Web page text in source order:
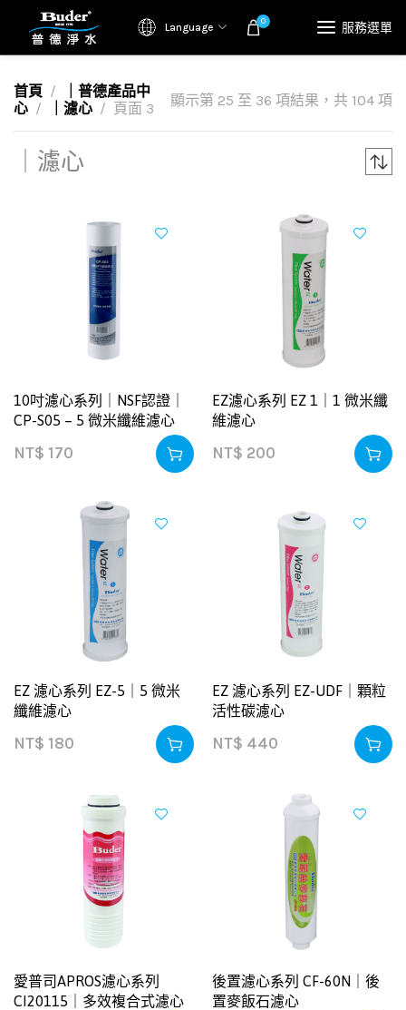
Language 0 服務選單
首頁
｜普德產品中
心
｜濾心 頁面 3 顯示第 25 至 36 項結果，共 104 項
｜濾心
10吋濾心系列｜NSF認證｜
CP-S05 – 5 微米纖維濾心
NT$ 170
EZ濾心系列 EZ 1｜1 微米纖
維濾心
NT$ 200
EZ 濾心系列 EZ-5｜5 微米
纖維濾心
NT$ 180
EZ 濾心系列 EZ-UDF｜顆粒
活性碳濾心
NT$ 440
愛普司APROS濾心系列
CI20115｜多效複合式濾心
後置濾心系列 CF-60N｜後
置麥飯石濾心